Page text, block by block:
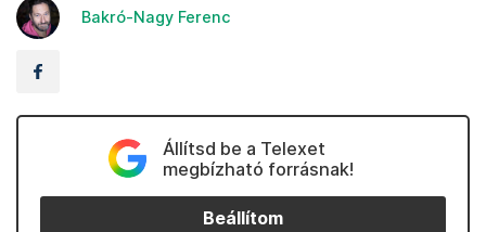
Bakró-Nagy Ferenc
Állítsd be a Telexet
megbízható forrásnak!
Beállítom